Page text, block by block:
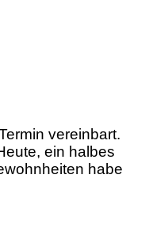
vereinbart.
ein halbes
habe